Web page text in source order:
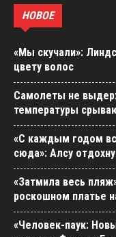
НОВОЕ
«Мы скучали»:
цвету волос
Самолеты не
температуры
«С каждым годом
сюда»: Алсу
«Затмила весь
роскошном платье
«Человек-паук: